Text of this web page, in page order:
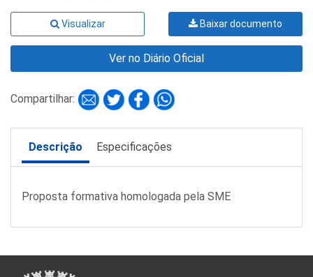
Visualizar Baixar documento
Ver no Diário Oficial
Compartilhar:
Descrição Especificações
Proposta formativa homologada pela SME